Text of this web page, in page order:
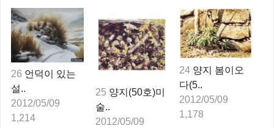
26 언덕이 있는
설..
2012/05/09
1,214
25 양지(50호)미
술..
2012/05/09
24 양지 봄이오
다(5..
2012/05/09
1,178